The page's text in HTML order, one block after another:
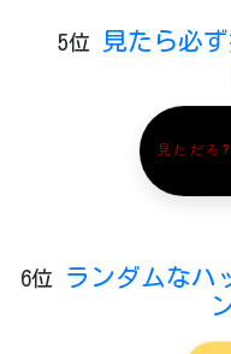
5位 見たら必
見ただろ
6位
ランダムなハ